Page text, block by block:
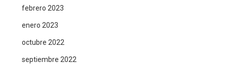
febrero 2023
enero 2023
octubre 2022
septiembre 2022